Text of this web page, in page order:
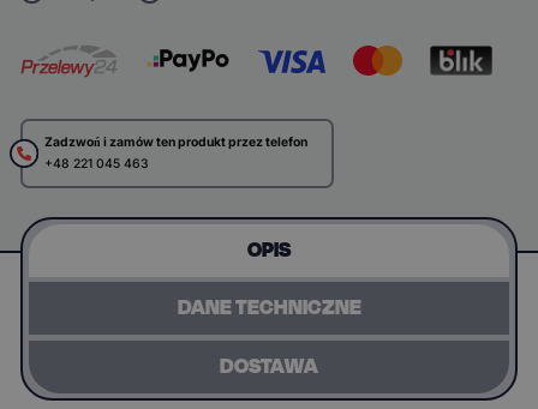
Zadzwoń i zamów ten produkt przez telefon
+48 221 045 463
OPIS
DANE TECHNICZNE
DOSTAWA